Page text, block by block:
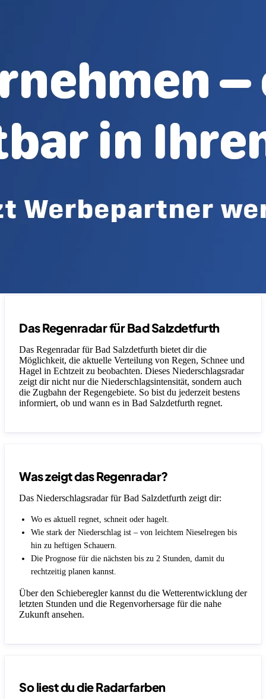
Das Regenradar für Bad Salzdetfurth
Das Regenradar für Bad Salzdetfurth bietet dir die
Möglichkeit, die aktuelle Verteilung von Regen, Schnee und
Hagel in Echtzeit zu beobachten. Dieses Niederschlagsradar
zeigt dir nicht nur die Niederschlagsintensität, sondern auch
die Zugbahn der Regengebiete. So bist du jederzeit bestens
informiert, ob und wann es in Bad Salzdetfurth regnet.
Was zeigt das Regenradar?
Das Niederschlagsradar für Bad Salzdetfurth zeigt dir:
Wo es aktuell regnet, schneit oder hagelt.
Wie stark der Niederschlag ist – von leichtem Nieselregen bis
hin zu heftigen Schauern.
Die Prognose für die nächsten bis zu 2 Stunden, damit du
rechtzeitig planen kannst.
Über den Schieberegler kannst du die Wetterentwicklung der
letzten Stunden und die Regenvorhersage für die nahe
Zukunft ansehen.
So liest du die Radarfarben